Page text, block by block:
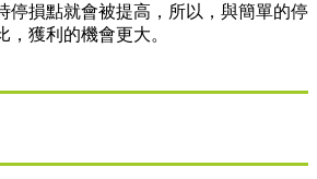
停損點就會被提高，所以，與簡單的停
獲利的機會更大。